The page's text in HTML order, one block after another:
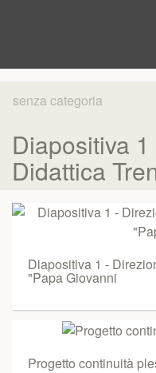
senza categoria
Diapositiva
Didattica
Diapositiva 1 -
"Papa Giovanni
Progetto continuità